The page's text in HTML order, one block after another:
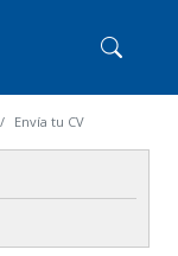
Envía tu CV